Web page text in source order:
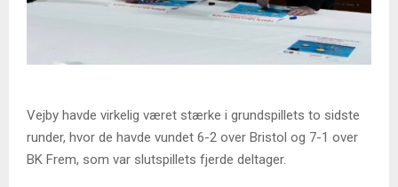
Vejby havde virkelig været stærke i grundspillets to sidste
runder, hvor de havde vundet 6-2 over Bristol og 7-1 over
BK Frem, som var slutspillets fjerde deltager.